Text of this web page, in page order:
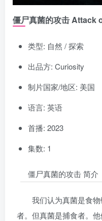
僵尸真菌的攻击
类型: 自然 / 探索
出品方: Curiosity
制片国家/地区: 美国
语言: 英语
首播: 2023
集数: 1
僵尸真菌的攻击 简介
我们认为真菌是食
者。但真菌是捕食者。